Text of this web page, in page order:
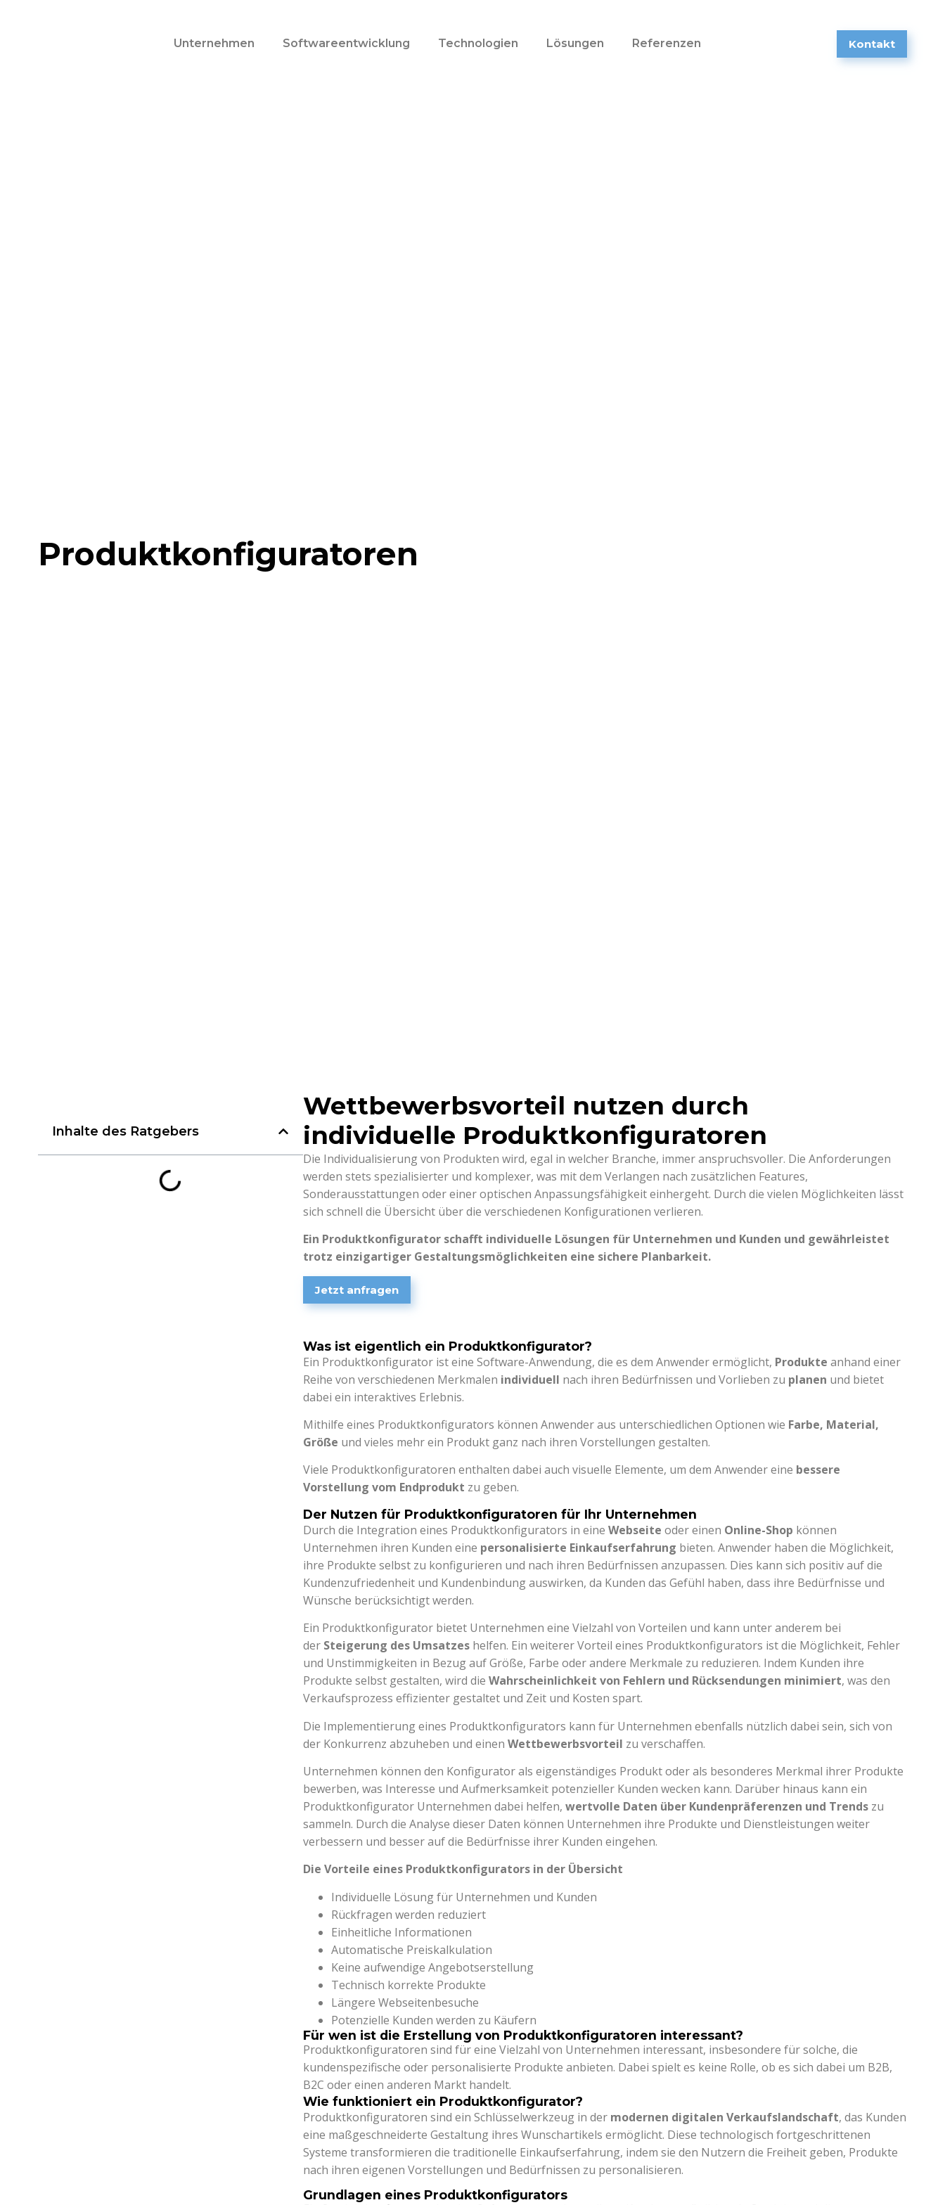
Unternehmen Softwareentwicklung Technologien Lösungen Referenzen Kontakt
Produktkonfiguratoren
Inhalte des Ratgebers
Wettbewerbsvorteil nutzen durch
individuelle Produktkonfiguratoren
Die Individualisierung von Produkten wird, egal in welcher Branche, immer anspruchsvoller. Die Anforderungen
werden stets spezialisierter und komplexer, was mit dem Verlangen nach zusätzlichen Features,
Sonderausstattungen oder einer optischen Anpassungsfähigkeit einhergeht. Durch die vielen Möglichkeiten lässt
sich schnell die Übersicht über die verschiedenen Konfigurationen verlieren.
Ein Produktkonfigurator schafft individuelle Lösungen für Unternehmen und Kunden und gewährleistet
trotz einzigartiger Gestaltungsmöglichkeiten eine sichere Planbarkeit.
Jetzt anfragen
Was ist eigentlich ein Produktkonfigurator?
Ein Produktkonfigurator ist eine Software-Anwendung, die es dem Anwender ermöglicht, Produkte anhand einer
Reihe von verschiedenen Merkmalen individuell nach ihren Bedürfnissen und Vorlieben zu planen und bietet
dabei ein interaktives Erlebnis.
Mithilfe eines Produktkonfigurators können Anwender aus unterschiedlichen Optionen wie Farbe, Material,
Größe und vieles mehr ein Produkt ganz nach ihren Vorstellungen gestalten.
Viele Produktkonfiguratoren enthalten dabei auch visuelle Elemente, um dem Anwender eine bessere
Vorstellung vom Endprodukt zu geben.
Der Nutzen für Produktkonfiguratoren für Ihr Unternehmen
Durch die Integration eines Produktkonfigurators in eineWebseiteoder einen Online-Shop können
Unternehmen ihren Kunden eine personalisierte Einkaufserfahrung bieten. Anwender haben die Möglichkeit,
ihre Produkte selbst zu konfigurieren und nach ihren Bedürfnissen anzupassen. Dies kann sich positiv auf die
Kundenzufriedenheit und Kundenbindung auswirken, da Kunden das Gefühl haben, dass ihre Bedürfnisse und
Wünsche berücksichtigt werden.
Ein Produktkonfigurator bietet Unternehmen eine Vielzahl von Vorteilen und kann unter anderem bei
der Steigerung des Umsatzes helfen. Ein weiterer Vorteil eines Produktkonfigurators ist die Möglichkeit, Fehler
und Unstimmigkeiten in Bezug auf Größe, Farbe oder andere Merkmale zu reduzieren. Indem Kunden ihre
Produkte selbst gestalten, wird dieWahrscheinlichkeit von Fehlern und Rücksendungen minimiert, was den
Verkaufsprozess effizienter gestaltet und Zeit und Kosten spart.
Die Implementierung eines Produktkonfigurators kann für Unternehmen ebenfalls nützlich dabei sein, sich von
der Konkurrenz abzuheben und einenWettbewerbsvorteil zu verschaffen.
Unternehmen können den Konfigurator als eigenständiges Produkt oder als besonderes Merkmal ihrer Produkte
bewerben, was Interesse und Aufmerksamkeit potenzieller Kunden wecken kann. Darüber hinaus kann ein
Produktkonfigurator Unternehmen dabei helfen,wertvolle Daten über Kundenpräferenzen und Trends zu
sammeln. Durch die Analyse dieser Daten können Unternehmen ihre Produkte und Dienstleistungen weiter
verbessern und besser auf die Bedürfnisse ihrer Kunden eingehen.
Die Vorteile eines Produktkonfigurators in der Übersicht
Individuelle Lösung für Unternehmen und Kunden
Rückfragen werden reduziert
Einheitliche Informationen
Automatische Preiskalkulation
Keine aufwendige Angebotserstellung
Technisch korrekte Produkte
Längere Webseitenbesuche
Potenzielle Kunden werden zu Käufern
Für wen ist die Erstellung von Produktkonfiguratoren interessant?
Produktkonfiguratoren sind für eine Vielzahl von Unternehmen interessant, insbesondere für solche, die
kundenspezifische oder personalisierte Produkte anbieten. Dabei spielt es keine Rolle, ob es sich dabei um B2B,
B2C oder einen anderen Markt handelt.
Wie funktioniert ein Produktkonfigurator?
Produktkonfiguratoren sind ein Schlüsselwerkzeug in der modernen digitalen Verkaufslandschaft, das Kunden
eine maßgeschneiderte Gestaltung ihres Wunschartikels ermöglicht. Diese technologisch fortgeschrittenen
Systeme transformieren die traditionelle Einkaufserfahrung, indem sie den Nutzern die Freiheit geben, Produkte
nach ihren eigenen Vorstellungen und Bedürfnissen zu personalisieren.
Grundlagen eines Produktkonfigurators